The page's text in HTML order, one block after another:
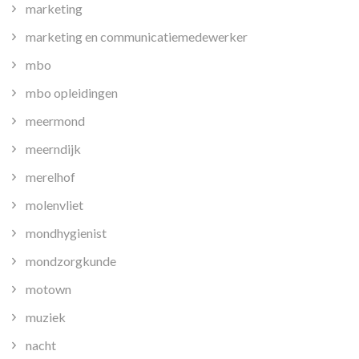
marketing
marketing en communicatiemedewerker
mbo
mbo opleidingen
meermond
meerndijk
merelhof
molenvliet
mondhygienist
mondzorgkunde
motown
muziek
nacht